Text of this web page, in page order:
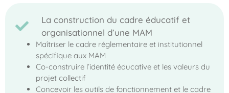
La construction du cadre éducatif et
organisationnel d’une MAM
Maîtriser le cadre réglementaire et institutionnel
spécifique aux MAM
Co-construire l’identité éducative et les valeurs du
projet collectif
Concevoir les outils de fonctionnement et le cadre